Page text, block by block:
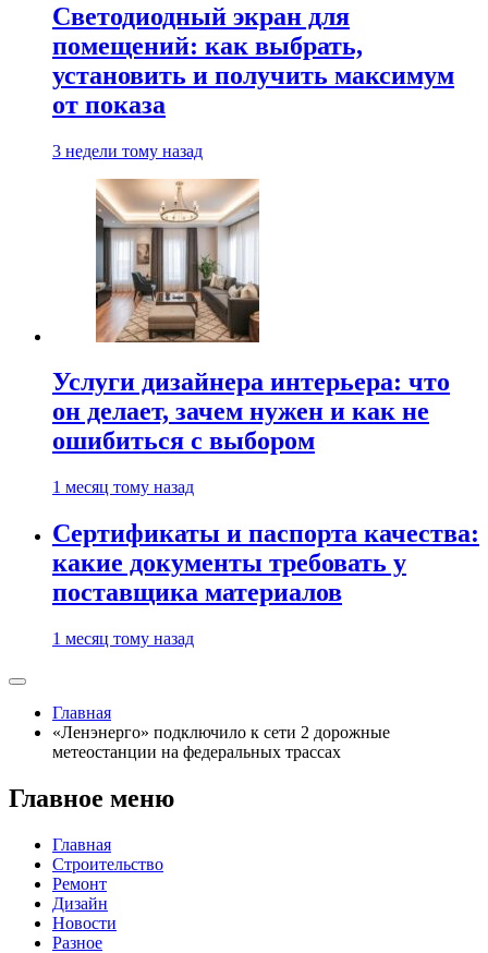
Светодиодный экран для
помещений: как выбрать,
установить и получить максимум
от показа
3 недели тому назад
Услуги дизайнера интерьера: что
он делает, зачем нужен и как не
ошибиться с выбором
1 месяц тому назад
Сертификаты и паспорта качества:
какие документы требовать у
поставщика материалов
1 месяц тому назад
Главная
«Ленэнерго» подключило к сети 2 дорожные
метеостанции на федеральных трассах
Главное меню
Главная
Строительство
Ремонт
Дизайн
Новости
Разное